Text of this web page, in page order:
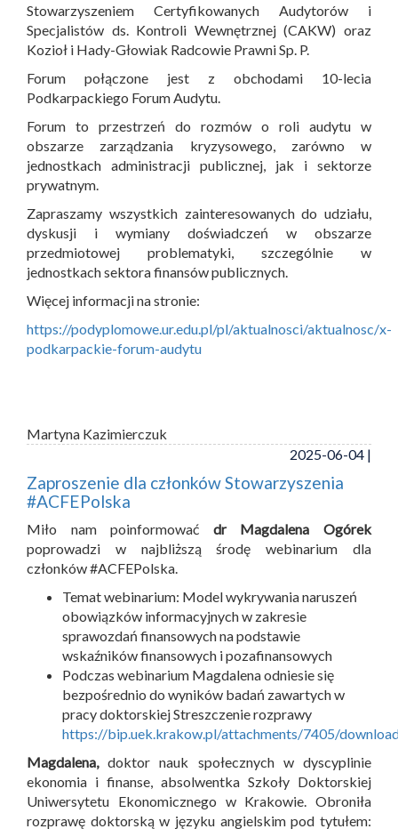
Stowarzyszeniem Certyfikowanych Audytorów i
Specjalistów ds. Kontroli Wewnętrznej (CAKW) oraz
Kozioł i Hady-Głowiak Radcowie Prawni Sp. P.
Forum połączone jest z obchodami 10-lecia
Podkarpackiego Forum Audytu.
Forum to przestrzeń do rozmów o roli audytu w
obszarze zarządzania kryzysowego, zarówno w
jednostkach administracji publicznej, jak i sektorze
prywatnym.
Zapraszamy wszystkich zainteresowanych do udziału,
dyskusji i wymiany doświadczeń w obszarze
przedmiotowej problematyki, szczególnie w
jednostkach sektora finansów publicznych.
Więcej informacji na stronie:
https://podyplomowe.ur.edu.pl/pl/aktualnosci/aktualnosc/x-
podkarpackie-forum-audytu
Martyna Kazimierczuk
2025-06-04 |
Zaproszenie dla członków Stowarzyszenia
#ACFEPolska
Miło nam poinformować dr Magdalena Ogórek
poprowadzi w najbliższą środę webinarium dla
członków #ACFEPolska.
Temat webinarium: Model wykrywania naruszeń
obowiązków informacyjnych w zakresie
sprawozdań finansowych na podstawie
wskaźników finansowych i pozafinansowych
Podczas webinarium Magdalena odniesie się
bezpośrednio do wyników badań zawartych w
pracy doktorskiej Streszczenie rozprawy
https://bip.uek.krakow.pl/attachments/7405/
Magdalena, doktor nauk społecznych w dyscyplinie
ekonomia i finanse, absolwentka Szkoły Doktorskiej
Uniwersytetu Ekonomicznego w Krakowie. Obroniła
rozprawę doktorską w języku angielskim pod tytułem: